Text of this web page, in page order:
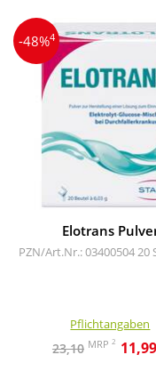
-48%4
Elotrans
PZN/Art.Nr.: 03400504 20
Pflichtangaben
23,10 MRP 2